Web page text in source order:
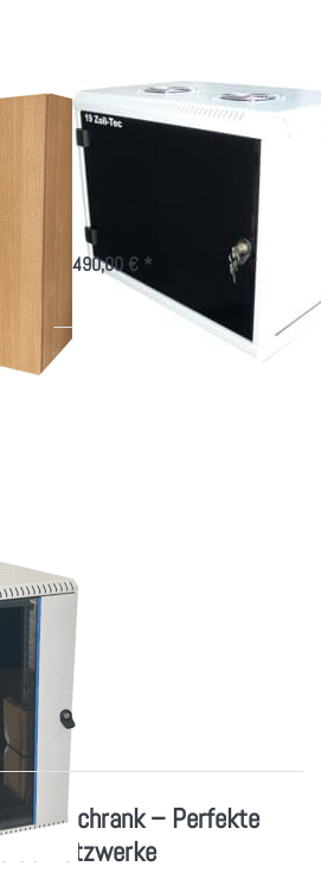
Wandschrank
gedämmt und
gekühlt für das Büro
Akustikschrank für 19" Technik
mit aktiver Kühlung in versch.
Höhen und Tiefen
490,00 € *
– Perfekte
Netzwerke